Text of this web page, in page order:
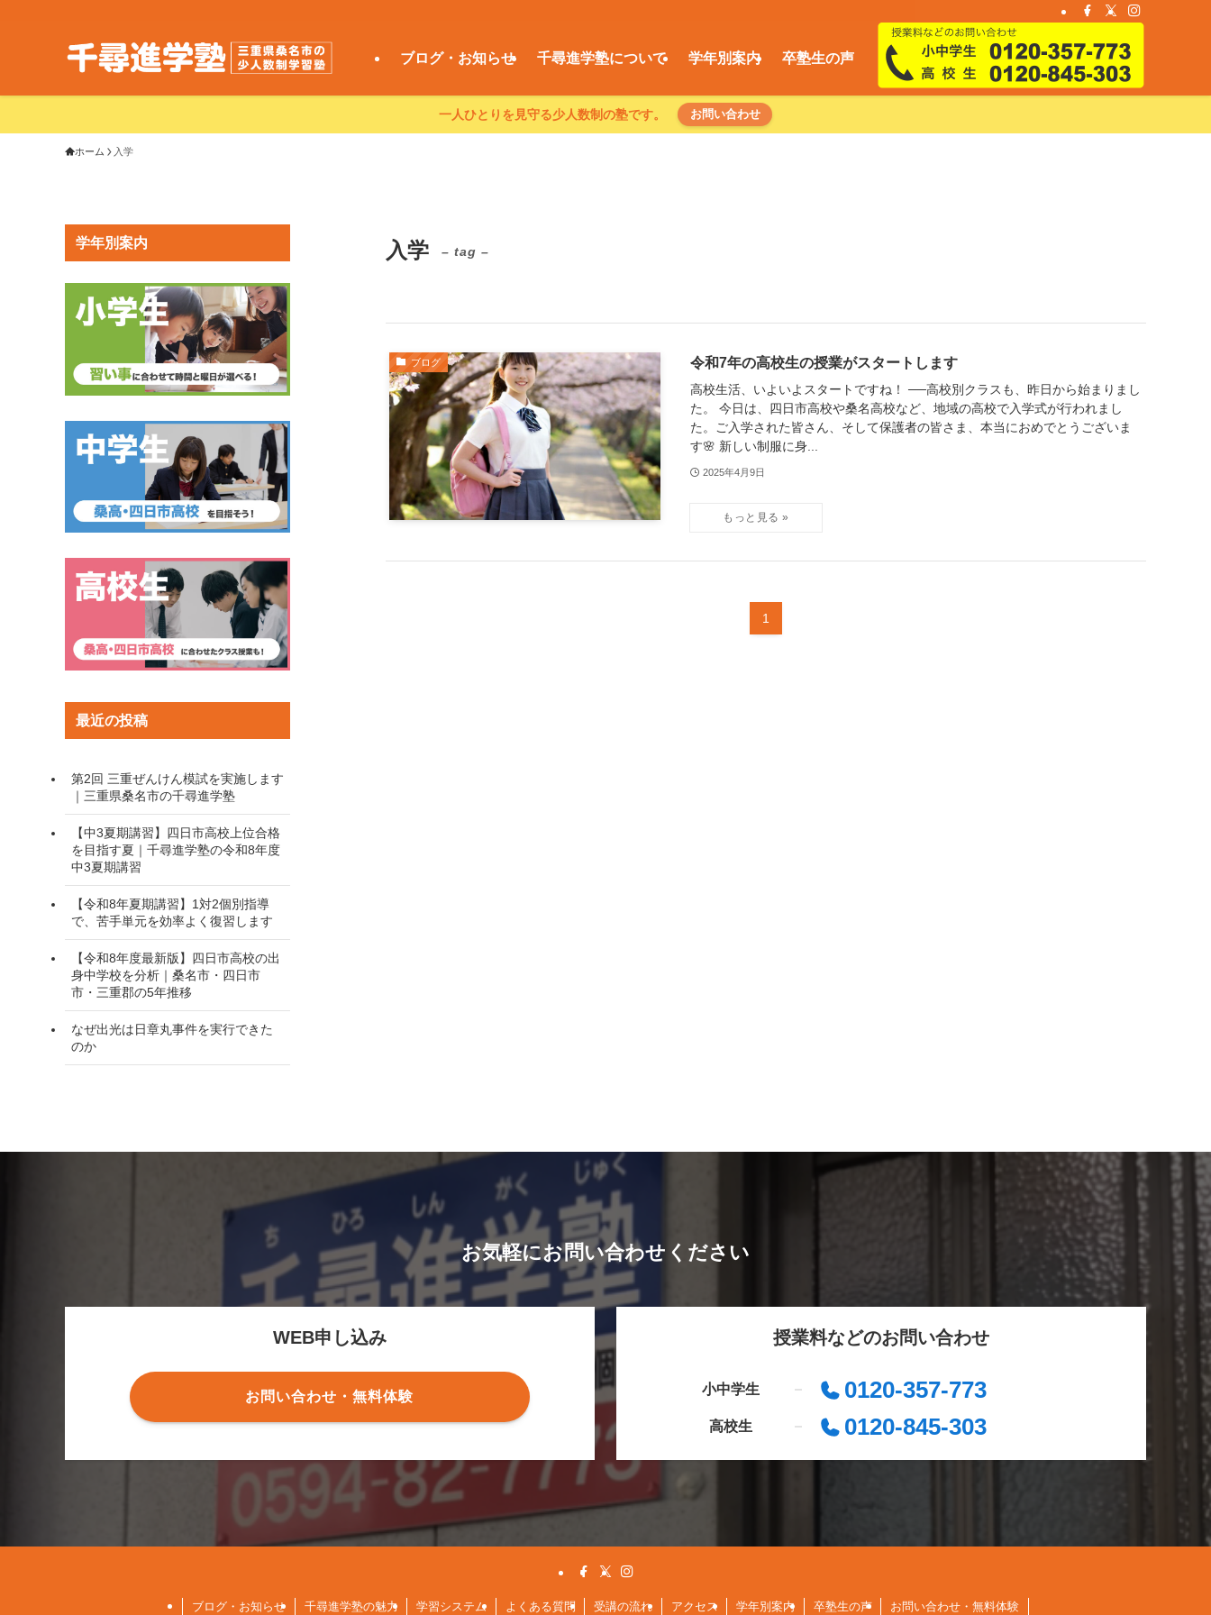
ブログ・お知らせ 千尋進学塾について 学年別案内 卒塾生の声
一人ひとりを見守る少人数制の塾です。 お問い合わせ
ホーム 入学
入学 – tag –
ブログ 令和7年の高校生の授業がスタートします
高校生活、いよいよスタートですね！ ──高校別クラスも、昨日から始まりまし
た。 今日は、四日市高校や桑名高校など、地域の高校で入学式が行われまし
た。ご入学された皆さん、そして保護者の皆さま、本当におめでとうございま
す🌸 新しい制服に身...
2025年4月9日
1
学年別案内
最近の投稿
第2回 三重ぜんけん模試を実施します
｜三重県桑名市の千尋進学塾
【中3夏期講習】四日市高校上位合格
を目指す夏｜千尋進学塾の令和8年度
中3夏期講習
【令和8年夏期講習】1対2個別指導
で、苦手単元を効率よく復習します
【令和8年度最新版】四日市高校の出
身中学校を分析｜桑名市・四日市
市・三重郡の5年推移
なぜ出光は日章丸事件を実行できた
のか
お気軽にお問い合わせください
WEB申し込み
お問い合わせ・無料体験
授業料などのお問い合わせ
小中学生 0120-357-773
高校生 0120-845-303
ブログ・お知らせ 千尋進学塾の魅力 学習システム よくある質問 受講の流れ アクセス 学年別案内 卒塾生の声 お問い合わせ・無料体験